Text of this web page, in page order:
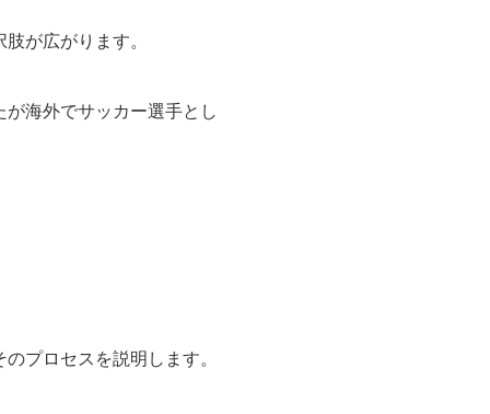
が広がります。
海外でサッカー選手とし
プロセスを説明します。